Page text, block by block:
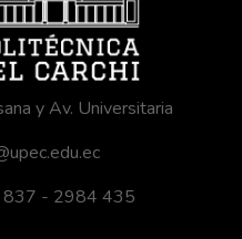
y Av. Universitaria
837 - 2984 435